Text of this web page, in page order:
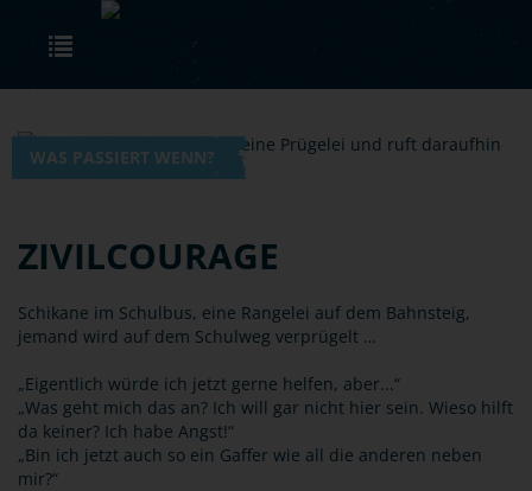
Skip to main content
WAS PASSIERT WENN?
ZIVILCOURAGE
Schikane im Schulbus, eine Rangelei auf dem Bahnsteig,
jemand wird auf dem Schulweg verprügelt …
„Eigentlich würde ich jetzt gerne helfen, aber...“
„Was geht mich das an? Ich will gar nicht hier sein. Wieso hilft
da keiner? Ich habe Angst!“
„Bin ich jetzt auch so ein Gaffer wie all die anderen neben
mir?“